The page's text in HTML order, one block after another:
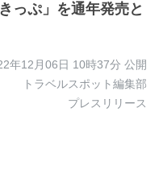
っぷ」を通年発売と
年12月06日 10時37分 公開
トラベルスポット編集部
プレスリリース